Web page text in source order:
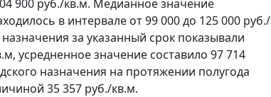
900 руб./кв.м. Медианное значение
в интервале от 99 000 до 125 000 руб./
за указанный срок показывали
усредненное значение составило 97 714
назначения на протяжении полугода
35 357 руб./кв.м.